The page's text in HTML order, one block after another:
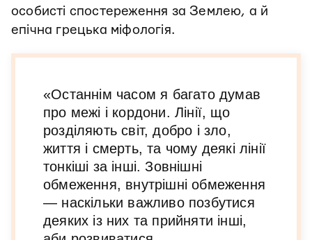
особисті спостереження за Землею, а й
епічна грецька міфологія.
«Останнім часом я багато думав
про межі і кордони. Лінії, що
розділяють світ, добро і зло,
життя і смерть, та чому деякі лінії
тонкіші за інші. Зовнішні
обмеження, внутрішні обмеження
— наскільки важливо позбутися
деяких із них та прийняти інші,